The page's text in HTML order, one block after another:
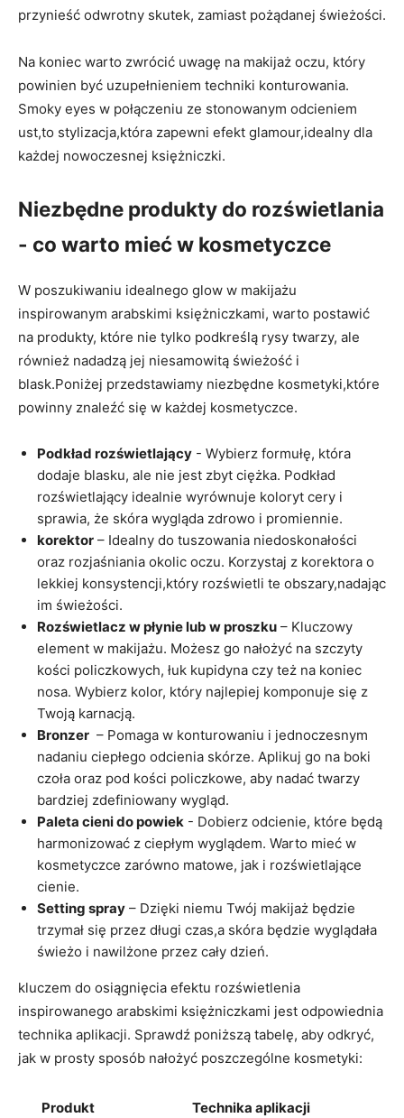
przynieść odwrotny skutek, zamiast⁣ pożądanej ​świeżości.
Na koniec warto zwrócić uwagę ⁣na makijaż oczu, który​
powinien ⁣być uzupełnieniem techniki konturowania.
Smoky‍ eyes w ​połączeniu ze⁤ stonowanym odcieniem
ust,to stylizacja,która zapewni efekt​ glamour,idealny dla
każdej nowoczesnej księżniczki.
Niezbędne produkty do​ rozświetlania
⁣- ⁣co warto mieć w kosmetyczce
W‍ poszukiwaniu idealnego glow w ‌makijażu
inspirowanym⁢ arabskimi księżniczkami, warto postawić⁣
na produkty, ⁣które nie ⁣tylko podkreślą rysy twarzy, ale⁣
również ⁤nadadzą jej ⁤niesamowitą świeżość i
blask.Poniżej przedstawiamy niezbędne kosmetyki,które
powinny⁢ znaleźć się w każdej kosmetyczce.
Podkład rozświetlający ⁤- Wybierz formułę, która
dodaje blasku, ale nie ⁤jest zbyt ciężka. Podkład
rozświetlający idealnie wyrównuje koloryt cery i
sprawia, że skóra wygląda zdrowo i⁤ promiennie.
korektor – Idealny do tuszowania niedoskonałości​
oraz‍ rozjaśniania ‌okolic​ oczu. Korzystaj ‌z ⁢korektora o‍
lekkiej konsystencji,który rozświetli​ te obszary,nadając
im świeżości.
Rozświetlacz ‍w ‌płynie lub w⁢ proszku – ‌Kluczowy
element ⁤w makijażu.⁤ Możesz ​go⁣ nałożyć na szczyty
kości policzkowych,⁣ łuk‍ kupidyna czy też na koniec
nosa. Wybierz kolor, który najlepiej ⁤komponuje się z
⁤Twoją karnacją.
Bronzer ⁤ – Pomaga w konturowaniu i jednoczesnym
nadaniu ciepłego odcienia skórze. Aplikuj go na boki
czoła ​oraz pod⁢ kości policzkowe, aby⁣ nadać ⁣twarzy
bardziej zdefiniowany ​wygląd.
Paleta cieni do​ powiek ⁣-⁣ Dobierz odcienie, które będą⁤
harmonizować ⁣z ciepłym wyglądem. Warto mieć w
kosmetyczce zarówno matowe, jak i ‍rozświetlające
cienie.
Setting spray – Dzięki niemu Twój makijaż będzie
⁤trzymał się przez długi ⁣czas,a skóra będzie wyglądała
świeżo i nawilżone przez ​cały dzień.
kluczem do​ osiągnięcia ⁤efektu rozświetlenia
inspirowanego arabskimi księżniczkami jest odpowiednia
technika aplikacji. Sprawdź ‌poniższą ⁤tabelę, aby odkryć,
jak ​w​ prosty sposób nałożyć ⁤poszczególne kosmetyki:
Produkt
Technika ​aplikacji